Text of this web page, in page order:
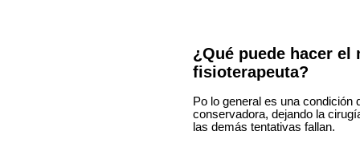
¿Qué puede hacer el
fisioterapeuta?
Po lo general es una condición
conservadora, dejando la
las demás tentativas fallan.